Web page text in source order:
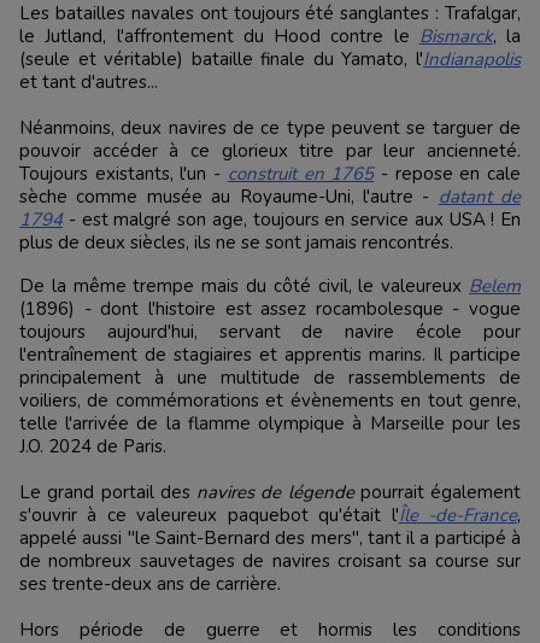
Les batailles navales ont toujours été sanglantes : Trafalgar,
le Jutland, l'affrontement du Hood contre le Bismarck, la
(seule et véritable) bataille finale du Yamato, l'Indianapolis
et tant d'autres...
Néanmoins, deux navires de ce type peuvent se targuer de
pouvoir accéder à ce glorieux titre par leur ancienneté.
Toujours existants, l'un - construit en 1765- repose en cale
sèche comme musée au Royaume-Uni, l'autre - datant de
1794- est malgré son age, toujours en service aux USA ! En
plus de deux siècles, ils ne se sont jamais rencontrés.
De la même trempe mais du côté civil, le valeureux Belem
(1896) - dont l'histoire est assez rocambolesque - vogue
toujours aujourd'hui, servant de navire école pour
l'entraînement de stagiaires et apprentis marins. Il participe
principalement à une multitude de rassemblements de
voiliers, de commémorations et évènements en tout genre,
telle l'arrivée de la flamme olympique à Marseille pour les
J.O. 2024 de Paris.
Le grand portail des navires de légendepourrait également
s'ouvrir à ce valeureux paquebot qu'était l'Île -de-France,
appelé aussi "le Saint-Bernard des mers", tant il a participé à
de nombreux sauvetages de navires croisant sa course sur
ses trente-deux ans de carrière.
Hors période de guerre et hormis les conditions